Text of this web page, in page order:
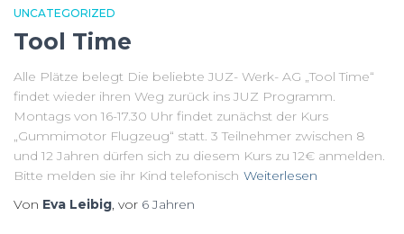
UNCATEGORIZED
Tool Time
Alle Plätze belegt Die beliebte JUZ- Werk- AG „Tool Time“
findet wieder ihren Weg zurück ins JUZ Programm.
Montags von 16-17.30 Uhr findet zunächst der Kurs
„Gummimotor Flugzeug“ statt. 3 Teilnehmer zwischen 8
und 12 Jahren dürfen sich zu diesem Kurs zu 12€ anmelden.
Bitte melden sie ihr Kind telefonisch Weiterlesen
Von Eva Leibig, vor 6 Jahren